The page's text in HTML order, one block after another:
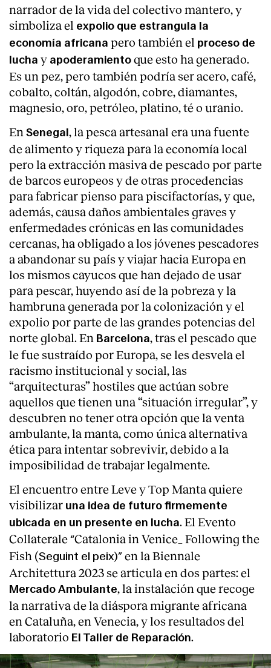
narrador de la vida del colectivo mantero, y
simboliza el expolio que estrangula la
economía africana pero también el proceso de
lucha y apoderamiento que esto ha generado.
Es un pez, pero también podría ser acero, café,
cobalto, coltán, algodón, cobre, diamantes,
magnesio, oro, petróleo, platino, té o uranio.
En Senegal , la pesca artesanal era una fuente
de alimento y riqueza para la economía local
pero la extracción masiva de pescado por parte
de barcos europeos y de otras procedencias
para fabricar pienso para piscifactorías, y que,
además, causa daños ambientales graves y
enfermedades crónicas en las comunidades
cercanas, ha obligado a los jóvenes pescadores
a abandonar su país y viajar hacia Europa en
los mismos cayucos que han dejado de usar
para pescar, huyendo así de la pobreza y la
hambruna generada por la colonización y el
expolio por parte de las grandes potencias del
norte global. En Barcelona, tras el pescado que
le fue sustraído por Europa, se les desvela el
racismo institucional y social, las
“arquitecturas” hostiles que actúan sobre
aquellos que tienen una “situación irregular”, y
descubren no tener otra opción que la venta
ambulante, la manta, como única alternativa
ética para intentar sobrevivir, debido a la
imposibilidad de trabajar legalmente.
El encuentro entre Leve y Top Manta quiere
visibilizar una idea de futuro firmemente
ubicada en un presente en lucha. El Evento
Collaterale “Catalonia in Venice_ Following the
Fish (Seguint el peix)” en la Biennale
Architettura 2023 se articula en dos partes: el
Mercado Ambulante, la instalación que recoge
la narrativa de la diáspora migrante africana
en Cataluña, en Venecia, y los resultados del
laboratorio El Taller de Reparación.